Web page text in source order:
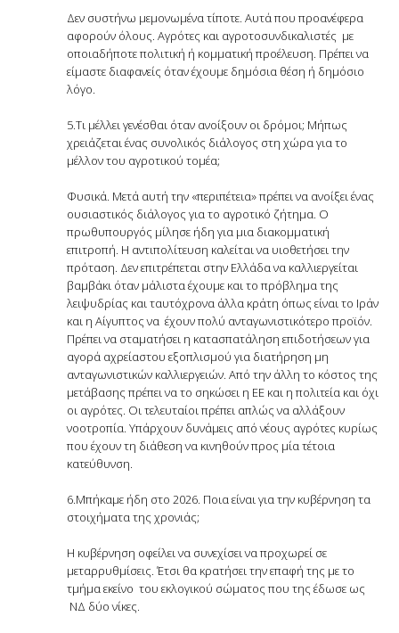
Δεν συστήνω μεμονωμένα τίποτε. Αυτά που προανέφερα
αφορούν όλους. Αγρότες και αγροτοσυνδικαλιστές με
οποιαδήποτε πολιτική ή κομματική προέλευση. Πρέπει να
είμαστε διαφανείς όταν έχουμε δημόσια θέση ή δημόσιο
λόγο.
5.Τι μέλλει γενέσθαι όταν ανοίξουν οι δρόμοι; Μήπως
χρειάζεται ένας συνολικός διάλογος στη χώρα για το
μέλλον του αγροτικού τομέα;
Φυσικά. Μετά αυτή την «περιπέτεια» πρέπει να ανοίξει ένας
ουσιαστικός διάλογος για το αγροτικό ζήτημα. Ο
πρωθυπουργός μίλησε ήδη για μια διακομματική
επιτροπή. Η αντιπολίτευση καλείται να υιοθετήσει την
πρόταση. Δεν επιτρέπεται στην Ελλάδα να καλλιεργείται
βαμβάκι όταν μάλιστα έχουμε και το πρόβλημα της
λειψυδρίας και ταυτόχρονα άλλα κράτη όπως είναι το Ιράν
και η Αίγυπτος να έχουν πολύ ανταγωνιστικότερο προϊόν.
Πρέπει να σταματήσει η κατασπατάληση επιδοτήσεων για
αγορά αχρείαστου εξοπλισμού για διατήρηση μη
ανταγωνιστικών καλλιεργειών. Από την άλλη το κόστος της
μετάβασης πρέπει να το σηκώσει η ΕΕ και η πολιτεία και όχι
οι αγρότες. Οι τελευταίοι πρέπει απλώς να αλλάξουν
νοοτροπία. Υπάρχουν δυνάμεις από νέους αγρότες κυρίως
που έχουν τη διάθεση να κινηθούν προς μία τέτοια
κατεύθυνση.
6.Μπήκαμε ήδη στο 2026. Ποια είναι για την κυβέρνηση τα
στοιχήματα της χρονιάς;
Η κυβέρνηση οφείλει να συνεχίσει να προχωρεί σε
μεταρρυθμίσεις. Έτσι θα κρατήσει την επαφή της με το
τμήμα εκείνο του εκλογικού σώματος που της έδωσε ως
ΝΔ δύο νίκες.